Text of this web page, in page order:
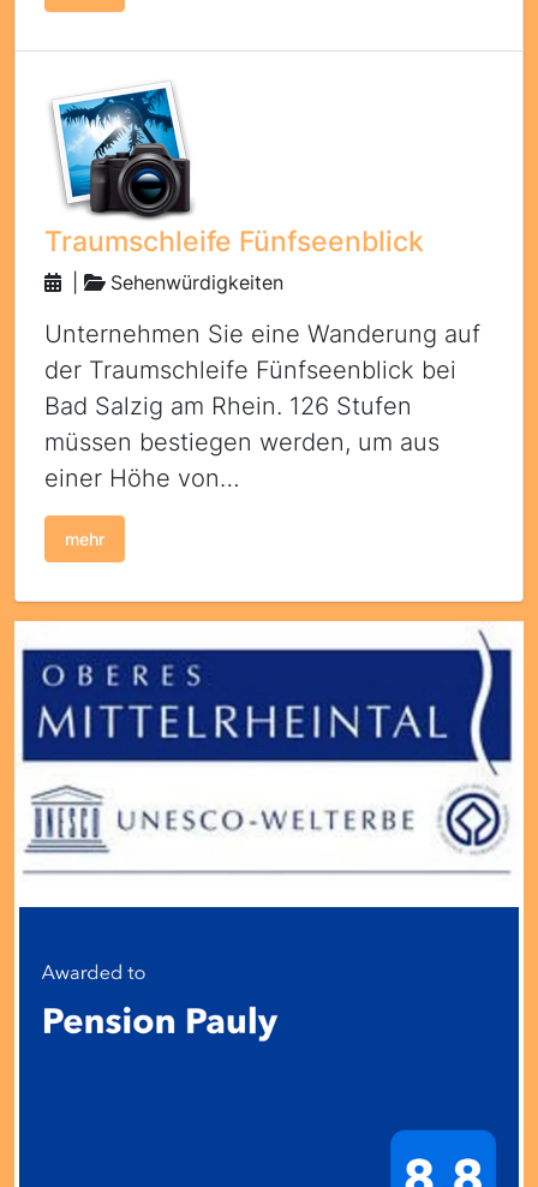
Traumschleife Fünfseenblick
Sehenwürdigkeiten
Unternehmen Sie eine Wanderung auf
der Traumschleife Fünfseenblick bei
Bad Salzig am Rhein. 126 Stufen
müssen bestiegen werden, um aus
einer Höhe von…
mehr